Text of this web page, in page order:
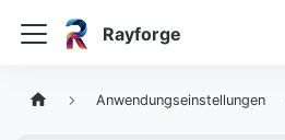
Rayforge
Anwendungseinstellungen